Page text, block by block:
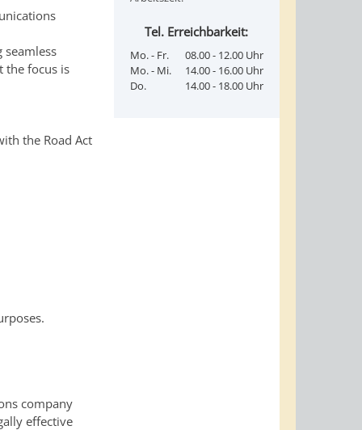
the focus is
the Road Act
company
effective
Tel. Erreichbarkeit:
Mo. - Fr.
08.00 - 12.00 Uhr
Mo. - Mi.
14.00 - 16.00 Uhr
Do.
14.00 - 18.00 Uhr